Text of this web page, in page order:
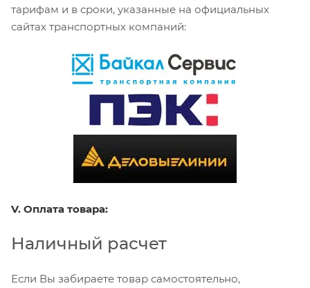
тарифам и в сроки, указанные на официальных
сайтах транспортных компаний:
V. Оплата товара:
Наличный расчет
Если Вы забираете товар самостоятельно,